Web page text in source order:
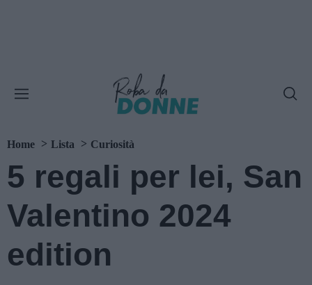
Home Lista Curiosità
5 regali per lei, San
Valentino 2024
edition